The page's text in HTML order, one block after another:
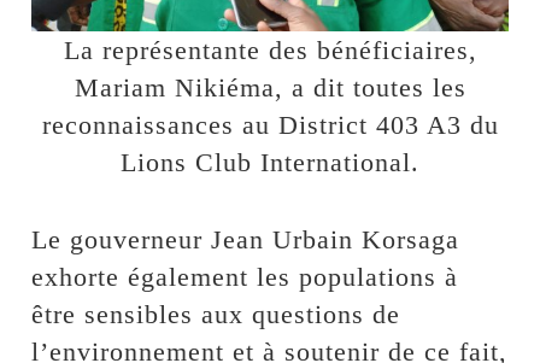
La représentante des bénéficiaires,
Mariam Nikiéma, a dit toutes les
reconnaissances au District 403 A3 du
Lions Club International.
Le gouverneur Jean Urbain Korsaga
exhorte également les populations à
être sensibles aux questions de
l’environnement et à soutenir de ce fait,